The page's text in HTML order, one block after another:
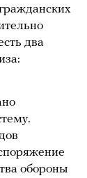
два
обороны